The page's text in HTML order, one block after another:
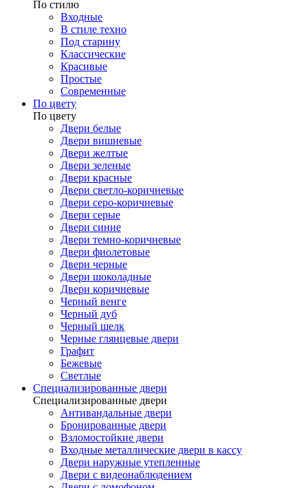
По стилю
Входные
В стиле техно
Под старину
Классические
Красивые
Простые
Современные
По цвету
По цвету
Двери белые
Двери вишневые
Двери желтые
Двери зеленые
Двери красные
Двери светло-коричневые
Двери серо-коричневые
Двери серые
Двери синие
Двери темно-коричневые
Двери фиолетовые
Двери черные
Двери шоколадные
Двери коричневые
Черный венге
Черный дуб
Черный шелк
Черные глянцевые двери
Графит
Бежевые
Светлые
Специализированные двери
Специализированные двери
Антивандальные двери
Бронированные двери
Взломостойкие двери
Входные металлические двери в кассу
Двери наружные утепленные
Двери с видеонаблюдением